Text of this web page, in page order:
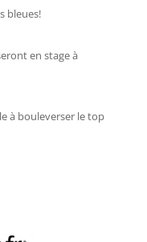
bleues!
en stage à
à bouleverser le top